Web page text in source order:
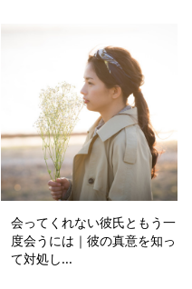
会ってくれない彼氏ともう一
度会うには｜彼の真意を知っ
て対処し...